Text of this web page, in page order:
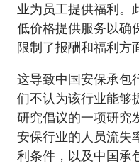
业为员工提供福利。
低价格提供服务以确
限制了报酬和福利方
这导致中国安保承包
们不认为该行业能够
研究倡议的一项研究
安保行业的人员流失
利条件，以及中国承